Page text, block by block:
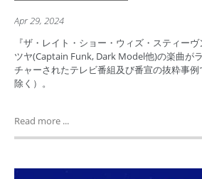
Apr 29, 2024
『ザ・レイト・ショー・ウィズ・スティー
ツヤ(Captain Funk, Dark Model他)の楽曲が
チャーされたテレビ番組及び番宣の抜粋事
除く）。
Read more ...